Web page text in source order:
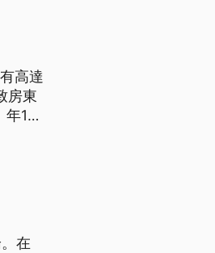
高達
房東
年10
在